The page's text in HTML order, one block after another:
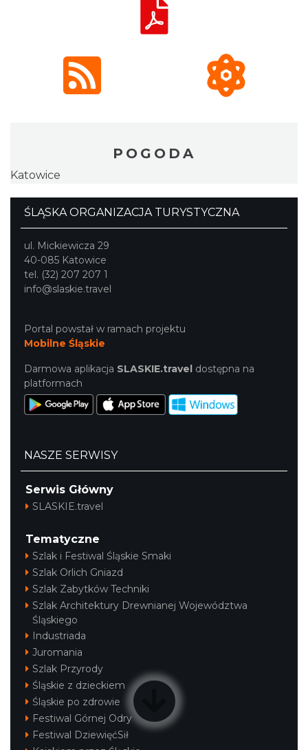
POGODA
Katowice
ŚLĄSKA ORGANIZACJA TURYSTYCZNA
ul. Mickiewicza 29
40-085 Katowice
tel. (32) 207 207 1
info@slaskie.travel
Portal powstał w ramach projektu
Mobilne Śląskie
Darmowa aplikacja SLASKIE.travel dostępna na
platformach
NASZE SERWISY
Serwis Główny
SLASKIE.travel
Tematyczne
Szlak i Festiwal Śląskie Smaki
Szlak Orlich Gniazd
Szlak Zabytków Techniki
Szlak Architektury Drewnianej Województwa
Śląskiego
Industriada
Juromania
Szlak Przyrody
Śląskie z dzieckiem
Śląskie po zdrowie
Festiwal Górnej Odry
Festiwal DziewięćSił